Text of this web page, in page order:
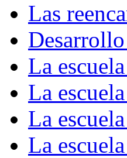
Las
Desarrollo
La
La
La
La